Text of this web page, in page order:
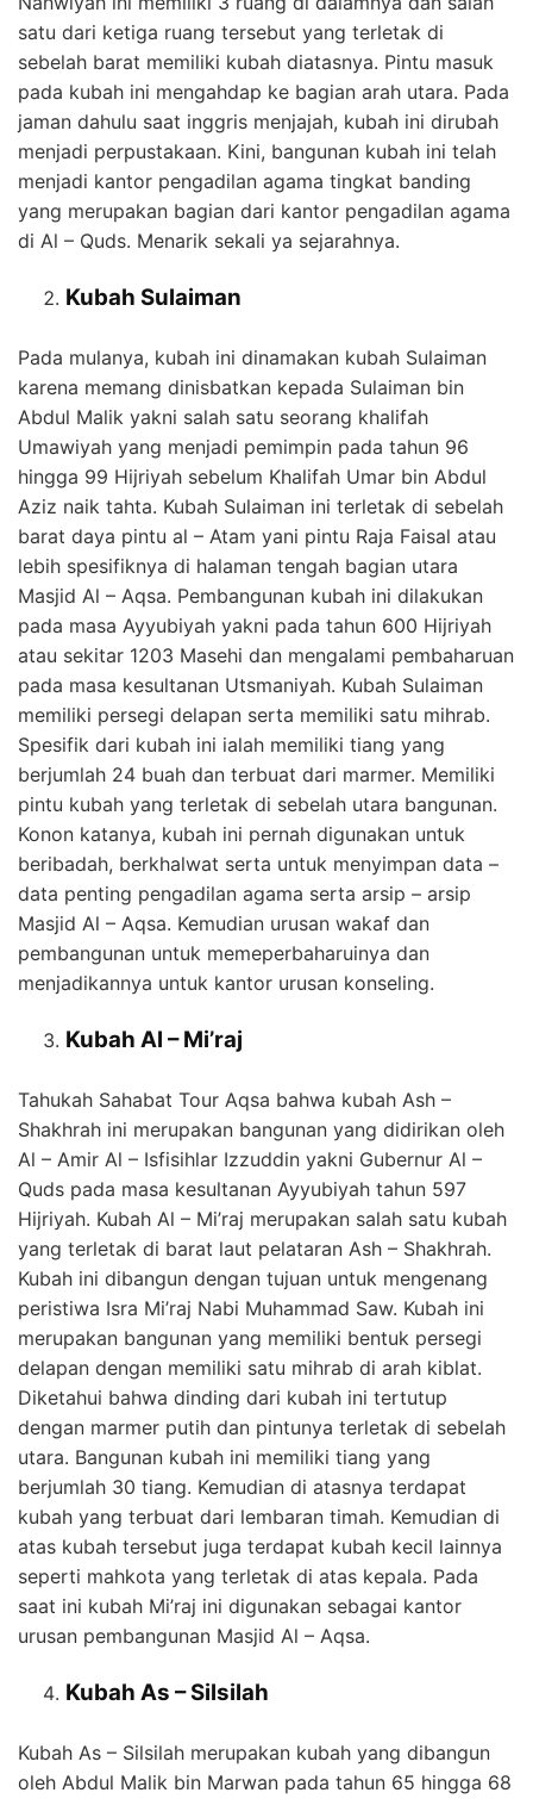
satu dari ketiga ruang tersebut yang terletak di
sebelah barat memiliki kubah diatasnya. Pintu masuk
pada kubah ini mengahdap ke bagian arah utara. Pada
jaman dahulu saat inggris menjajah, kubah ini dirubah
menjadi perpustakaan. Kini, bangunan kubah ini telah
menjadi kantor pengadilan agama tingkat banding
yang merupakan bagian dari kantor pengadilan agama
di Al – Quds. Menarik sekali ya sejarahnya.
Kubah Sulaiman
Pada mulanya, kubah ini dinamakan kubah Sulaiman
karena memang dinisbatkan kepada Sulaiman bin
Abdul Malik yakni salah satu seorang khalifah
Umawiyah yang menjadi pemimpin pada tahun 96
hingga 99 Hijriyah sebelum Khalifah Umar bin Abdul
Aziz naik tahta. Kubah Sulaiman ini terletak di sebelah
barat daya pintu al – Atam yani pintu Raja Faisal atau
lebih spesifiknya di halaman tengah bagian utara
Masjid Al – Aqsa. Pembangunan kubah ini dilakukan
pada masa Ayyubiyah yakni pada tahun 600 Hijriyah
atau sekitar 1203 Masehi dan mengalami pembaharuan
pada masa kesultanan Utsmaniyah. Kubah Sulaiman
memiliki persegi delapan serta memiliki satu mihrab.
Spesifik dari kubah ini ialah memiliki tiang yang
berjumlah 24 buah dan terbuat dari marmer. Memiliki
pintu kubah yang terletak di sebelah utara bangunan.
Konon katanya, kubah ini pernah digunakan untuk
beribadah, berkhalwat serta untuk menyimpan data –
data penting pengadilan agama serta arsip – arsip
Masjid Al – Aqsa. Kemudian urusan wakaf dan
pembangunan untuk memeperbaharuinya dan
menjadikannya untuk kantor urusan konseling.
Kubah Al – Mi’raj
Tahukah Sahabat Tour Aqsa bahwa kubah Ash –
Shakhrah ini merupakan bangunan yang didirikan oleh
Al – Amir Al – Isfisihlar Izzuddin yakni Gubernur Al –
Quds pada masa kesultanan Ayyubiyah tahun 597
Hijriyah. Kubah Al – Mi’raj merupakan salah satu kubah
yang terletak di barat laut pelataran Ash – Shakhrah.
Kubah ini dibangun dengan tujuan untuk mengenang
peristiwa Isra Mi’raj Nabi Muhammad Saw. Kubah ini
merupakan bangunan yang memiliki bentuk persegi
delapan dengan memiliki satu mihrab di arah kiblat.
Diketahui bahwa dinding dari kubah ini tertutup
dengan marmer putih dan pintunya terletak di sebelah
utara. Bangunan kubah ini memiliki tiang yang
berjumlah 30 tiang. Kemudian di atasnya terdapat
kubah yang terbuat dari lembaran timah. Kemudian di
atas kubah tersebut juga terdapat kubah kecil lainnya
seperti mahkota yang terletak di atas kepala. Pada
saat ini kubah Mi’raj ini digunakan sebagai kantor
urusan pembangunan Masjid Al – Aqsa.
Kubah As – Silsilah
Kubah As – Silsilah merupakan kubah yang dibangun
oleh Abdul Malik bin Marwan pada tahun 65 hingga 68